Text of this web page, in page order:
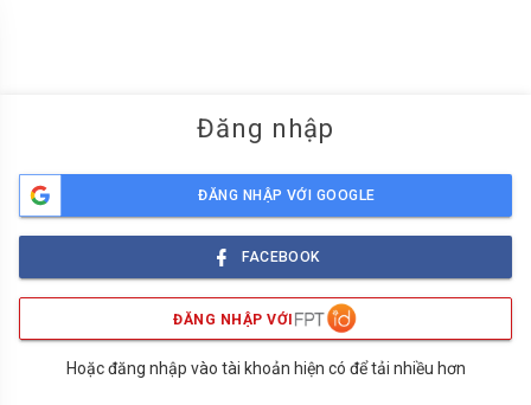
Đăng nhập
ĐĂNG NHẬP VỚI GOOGLE
FACEBOOK
ĐĂNG NHẬP VỚI
Hoặc đăng nhập vào tài khoản hiện có để tải nhiều hơn